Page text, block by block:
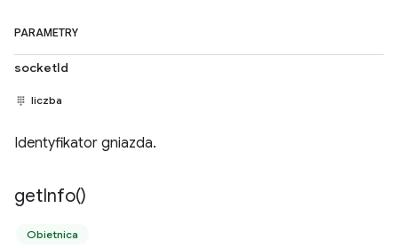
PARAMETRY
socketId
liczba
Identyfikator gniazda.
getInfo()
Obietnica